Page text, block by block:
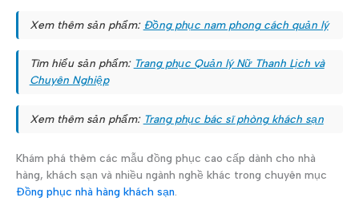
Xem thêm sản phẩm: Đồng phục nam phong cách quản lý
Tìm hiểu sản phẩm: Trang phục Quản lý Nữ Thanh Lịch và
Chuyên Nghiệp
Xem thêm sản phẩm: Trang phục bác sĩ phòng khách sạn
Khám phá thêm các mẫu đồng phục cao cấp dành cho nhà
hàng, khách sạn và nhiều ngành nghề khác trong chuyên mục
Đồng phục nhà hàng khách sạn.